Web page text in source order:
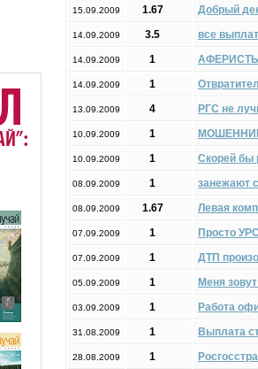
15.09.2009 1.67 Добрый
14.09.2009 3.5 все
14.09.2009 1
14.09.2009 1
13.09.2009 4 РГС не
10.09.2009 1
10.09.2009 1 Скорей бы
08.09.2009 1 занежают
08.09.2009 1.67 Левая
07.09.2009 1 Просто
07.09.2009 1 ДТП
05.09.2009 1 Меня
03.09.2009 1 Работа
31.08.2009 1 Выплата
28.08.2009 1